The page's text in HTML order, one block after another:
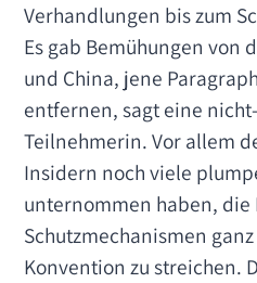
Verhandlungen bis zum
Es gab Bemühungen von
und China, jene
entfernen, sagt eine
Teilnehmerin. Vor allem
Insidern noch viele
unternommen haben, die
Schutzmechanismen
Konvention zu streichen.